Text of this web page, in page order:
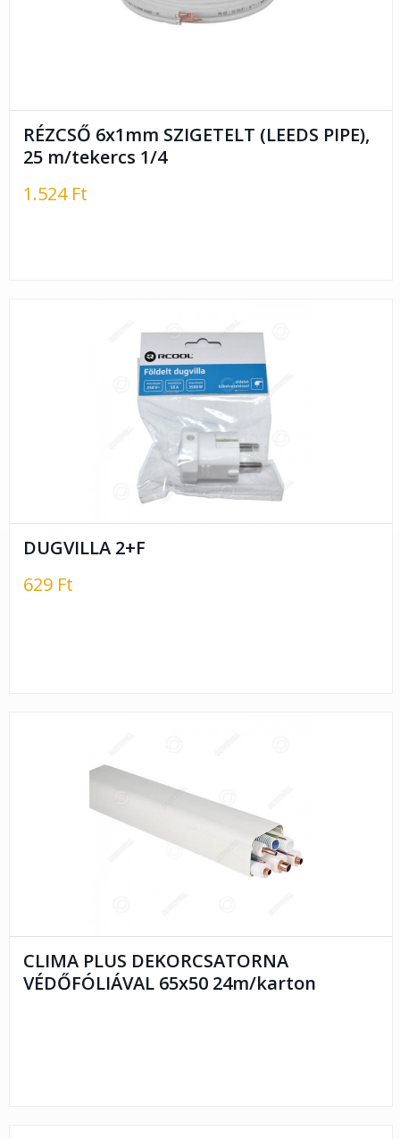
RÉZCSŐ 6x1mm SZIGETELT (LEEDS PIPE),
25 m/tekercs 1/4
1.524 Ft
DUGVILLA 2+F
629 Ft
CLIMA PLUS DEKORCSATORNA
VÉDŐFÓLIÁVAL 65x50 24m/karton